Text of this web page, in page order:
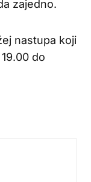
zajedno.
nastupa koji
do